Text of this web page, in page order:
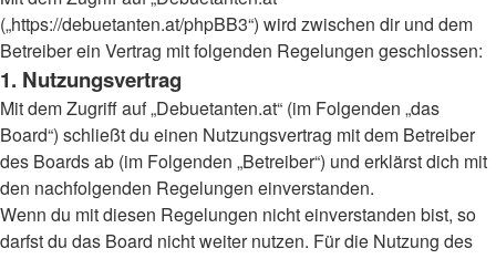
(„https://debuetanten.at/phpBB3“) wird zwischen dir und dem
Betreiber ein Vertrag mit folgenden Regelungen geschlossen:
1. Nutzungsvertrag
Mit dem Zugriff auf „Debuetanten.at“ (im Folgenden „das
Board“) schließt du einen Nutzungsvertrag mit dem Betreiber
des Boards ab (im Folgenden „Betreiber“) und erklärst dich mit
den nachfolgenden Regelungen einverstanden.
Wenn du mit diesen Regelungen nicht einverstanden bist, so
darfst du das Board nicht weiter nutzen. Für die Nutzung des